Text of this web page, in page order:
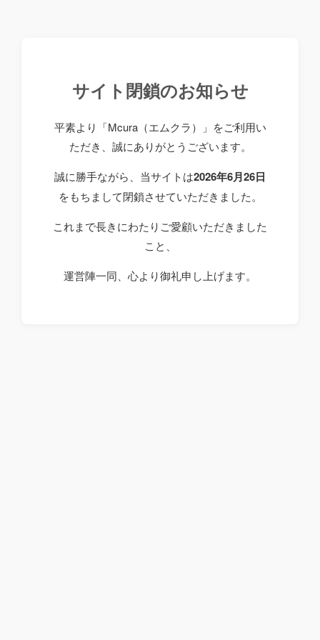
サイト閉鎖のお知らせ
平素より「Mcura（エムクラ）」をご利用い
ただき、誠にありがとうございます。
誠に勝手ながら、当サイトは2026年6月26日
をもちまして閉鎖させていただきました。
これまで長きにわたりご愛顧いただきました
こと、
運営陣一同、心より御礼申し上げます。